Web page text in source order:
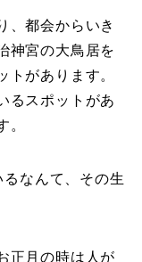
、都会からいき
神宮の大鳥居を
トがあります。
るスポットがあ
。
なんて、その生
正月の時は人が